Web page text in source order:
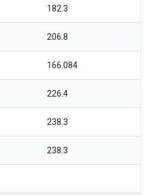
182.3
206.8
166.084
226.4
238.3
238.3